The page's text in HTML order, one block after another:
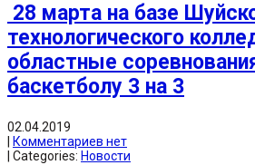
28 марта на базе
технологического
областные
баскетболу 3 на 3
02.04.2019
Комментариев нет
| Categories: Новости